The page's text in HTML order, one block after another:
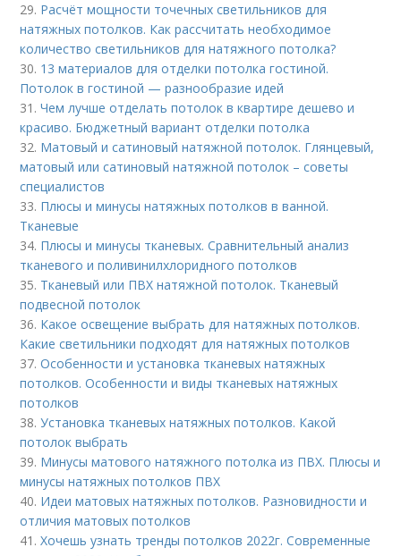
29. Расчёт мощности точечных светильников для
натяжных потолков. Как рассчитать необходимое
количество светильников для натяжного потолка?
30. 13 материалов для отделки потолка гостиной.
Потолок в гостиной — разнообразие идей
31.Чем лучше отделать потолок в квартире дешево и
красиво. Бюджетный вариант отделки потолка
32. Матовый и сатиновый натяжной потолок. Глянцевый,
матовый или сатиновый натяжной потолок – советы
специалистов
33. Плюсы и минусы натяжных потолков в ванной.
Тканевые
34. Плюсы и минусы тканевых. Сравнительный анализ
тканевого и поливинилхлоридного потолков
35. Тканевый или ПВХ натяжной потолок. Тканевый
подвесной потолок
36. Какое освещение выбрать для натяжных потолков.
Какие светильники подходят для натяжных потолков
37.Особенности и установка тканевых натяжных
потолков. Особенности и виды тканевых натяжных
потолков
38.Установка тканевых натяжных потолков. Какой
потолок выбрать
39. Минусы матового натяжного потолка из ПВХ. Плюсы и
минусы натяжных потолков ПВХ
40. Идеи матовых натяжных потолков. Разновидности и
отличия матовых потолков
41.Хочешь узнать тренды потолков 2022г. Современные